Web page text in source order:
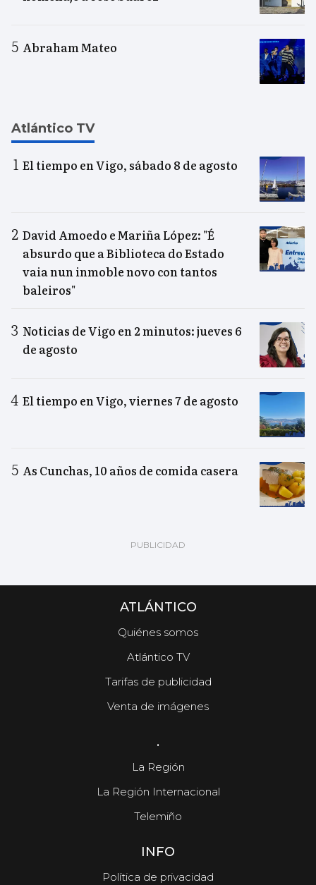
Abraham Mateo
Atlántico TV
El tiempo en Vigo, sábado 8 de agosto
David Amoedo e Mariña López: "É
absurdo que a Biblioteca do Estado
vaia nun inmoble novo con tantos
baleiros"
Noticias de Vigo en 2 minutos: jueves 6
de agosto
El tiempo en Vigo, viernes 7 de agosto
As Cunchas, 10 años de comida casera
ATLÁNTICO
Quiénes somos
Atlántico TV
Tarifas de publicidad
Venta de imágenes
.
La Región
La Región Internacional
Telemiño
INFO
Política de privacidad